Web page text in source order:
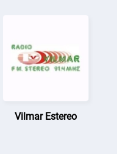
Vilmar Estereo